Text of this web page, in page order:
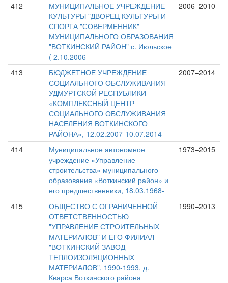
412
МУНИЦИПАЛЬНОЕ УЧРЕЖДЕНИЕ
КУЛЬТУРЫ "ДВОРЕЦ КУЛЬТУРЫ И
СПОРТА "СОВЕРМЕННИК"
МУНИЦИПАЛЬНОГО ОБРАЗОВАНИЯ
"ВОТКИНСКИЙ РАЙОН" с. Июльское
( 2.10.2006 -
2006–2010
413
БЮДЖЕТНОЕ УЧРЕЖДЕНИЕ
СОЦИАЛЬНОГО ОБСЛУЖИВАНИЯ
УДМУРТСКОЙ РЕСПУБЛИКИ
«КОМПЛЕКСНЫЙ ЦЕНТР
СОЦИАЛЬНОГО ОБСЛУЖИВАНИЯ
НАСЕЛЕНИЯ ВОТКИНСКОГО
РАЙОНА», 12.02.2007-10.07.2014
2007–2014
414
Муниципальное автономное
учреждение «Управление
строительства» муниципального
образования «Воткинский район» и
его предшественники, 18.03.1968-
1973–2015
415
ОБЩЕСТВО С ОГРАНИЧЕННОЙ
ОТВЕТСТВЕННОСТЬЮ
"УПРАВЛЕНИЕ СТРОИТЕЛЬНЫХ
МАТЕРИАЛОВ" И ЕГО ФИЛИАЛ
"ВОТКИНСКИЙ ЗАВОД
ТЕПЛОИЗОЛЯЦИОННЫХ
МАТЕРИАЛОВ", 1990-1993, д.
Кварса Воткинского района
1990–2013